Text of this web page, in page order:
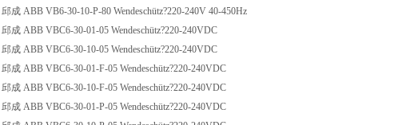
邱成 ABB VB6-30-10-P-80 Wendeschütz?220-240V 40-450Hz
邱成 ABB VBC6-30-01-05 Wendeschütz?220-240VDC
邱成 ABB VBC6-30-10-05 Wendeschütz?220-240VDC
邱成 ABB VBC6-30-01-F-05 Wendeschütz?220-240VDC
邱成 ABB VBC6-30-10-F-05 Wendeschütz?220-240VDC
邱成 ABB VBC6-30-01-P-05 Wendeschütz?220-240VDC